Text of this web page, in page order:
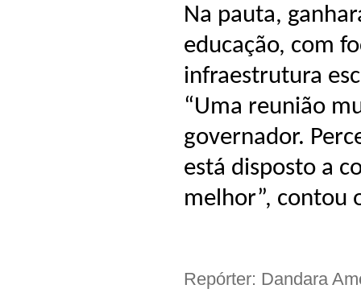
Na pauta,
educação, com
infraestrutura
“Uma reunião
governador.
está disposto a
melhor”, contou
Repórter: Dandara